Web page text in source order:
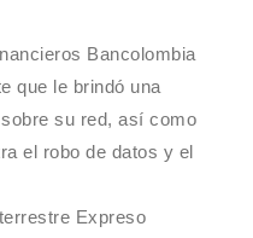
Bancolombia
que le brindó una
su red, así como
el robo de datos y el
Expreso